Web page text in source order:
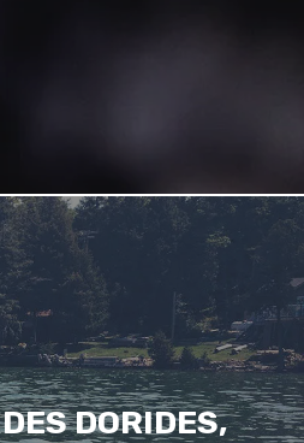
DORIDES,